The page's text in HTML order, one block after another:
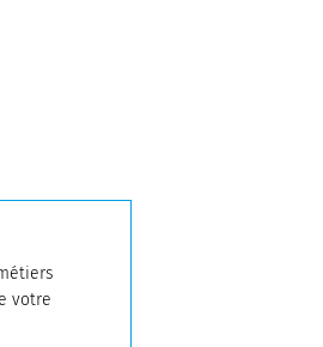
votre